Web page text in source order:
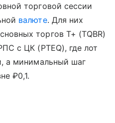
торговой сессии
валюте. Для них
торгов Т+ (TQBR)
с ЦК (PTEQ), где лот
а минимальный шаг
₽0,1.